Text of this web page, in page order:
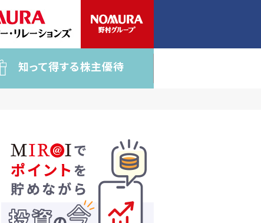
知って得する株主優待